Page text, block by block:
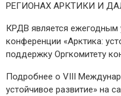
РЕГИОНАХ АРКТИКИ И
КРДВ является
конференции «Арктика:
поддержку Оргкомитету
Подробнее о VIII
устойчивое развитие» на